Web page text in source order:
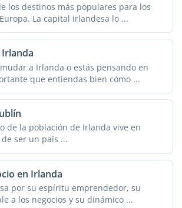
los destinos más populares para los
La capital irlandesa lo ...
a Irlanda o estás pensando en
que entiendas bien cómo ...
de la población de Irlanda vive en
ser un país ...
en Irlanda
por su espíritu emprendedor, su
a los negocios y su dinámico ...